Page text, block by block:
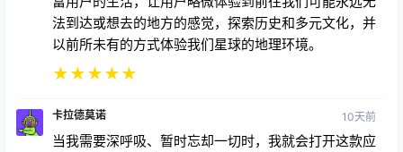
法到达或想去的地方的感觉，探索历史和多元文化，并
以前所未有的方式体验我们星球的地理环境。
★★★★★
卡拉德莫诺 10天前
当我需要深呼吸、暂时忘却一切时，我就会打开这款应